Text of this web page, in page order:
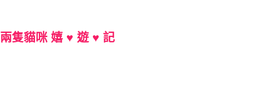
兩隻貓咪 嬉 ♥ 遊 ♥ 記